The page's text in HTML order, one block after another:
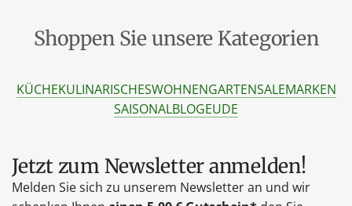
Shoppen Sie unsere Kategorien
KÜCHEKULINARISCHESWOHNENGARTENSALEMARKEN
SAISONALBLOGEUDE
Jetzt zum Newsletter anmelden!
Melden Sie sich zu unserem Newsletter an und wir